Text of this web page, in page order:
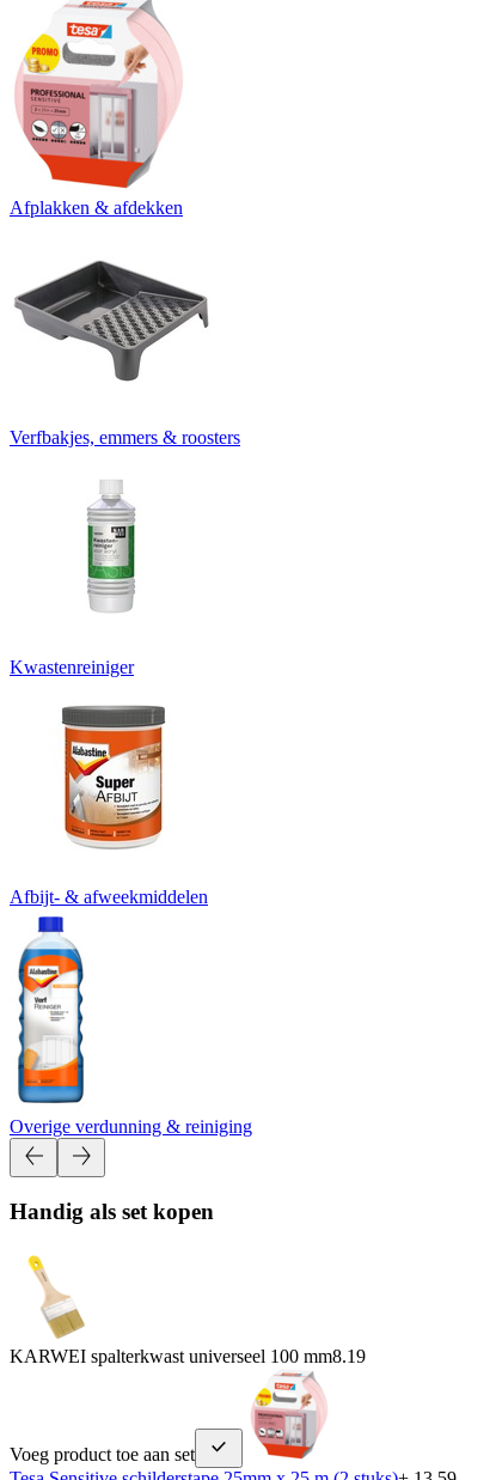
Afplakken & afdekken
Verfbakjes, emmers & roosters
Kwastenreiniger
Afbijt- & afweekmiddelen
Overige verdunning & reiniging
Handig als set kopen
KARWEI spalterkwast universeel 100 mm8.19
Voeg product toe aan set